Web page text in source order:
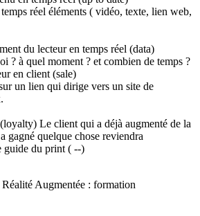
réel éléments ( vidéo, texte, lien web,
du lecteur en temps réel (data)
? à quel moment ? et combien de temps ?
en client (sale)
un lien qui dirige vers un site de
Le client qui a déjà augmenté de la
gagné quelque chose reviendra
guide du print ( --)